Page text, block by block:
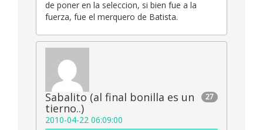
de poner en la seleccion, si bien fue a la
fuerza, fue el merquero de Batista.
27
Sabalito (al final bonilla es un
tierno..)
2010-04-22 06:09:00